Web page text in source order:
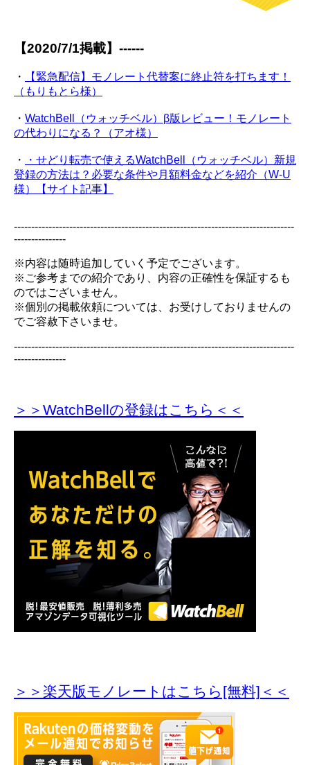
【2020/7/1掲載】------
・
【緊急配信】モノレート代替案に終止符を打ちます！
（もりもとら様）
・ WatchBell（ウォッチベル）β版レビュー！モノレート
の代わりになる？（アオ様）
・
・せどり転売で使えるWatchBell（ウォッチベル）新規
登録の方法は？必要な条件や月額料金などを紹介（W-U
様）【サイト記事】
---------------------------------------------------------------------------------
---------------
※内容は随時追加していく予定でございます。
※ご参考までの紹介であり、内容の正確性を保証するも
のではございません。
※個別の掲載依頼については、お受けしておりませんの
でご容赦下さいませ。
---------------------------------------------------------------------------------
---------------
＞＞WatchBellの登録はこちら＜＜
＞＞楽天版モノレートはこちら[無料]＜＜